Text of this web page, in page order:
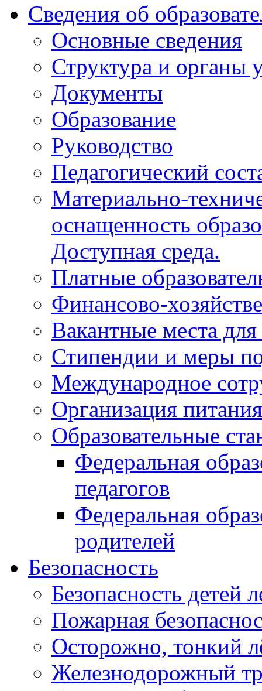
Сведения об
Основные сведения
Структура и органы
Документы
Образование
Руководство
Педагогический
Материально-
оснащенность
Доступная среда.
Платные
Финансово-
Вакантные места
Стипендии и меры
Международное
Организация
Образовательные
Федеральная
педагогов
Федеральная
родителей
Безопасность
Безопасность детей
Пожарная
Осторожно, тонкий
Железнодорожный